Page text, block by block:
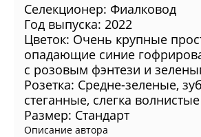
Селекционер: Фиалковод
Год выпуска: 2022
Цветок: Очень крупные
опадающие синие
с розовым фэнтези и
Розетка: Средне-зеленые,
стеганные, слегка
Размер: Стандарт
Описание автора